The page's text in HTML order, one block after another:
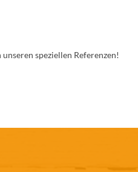
unseren speziellen Referenzen!